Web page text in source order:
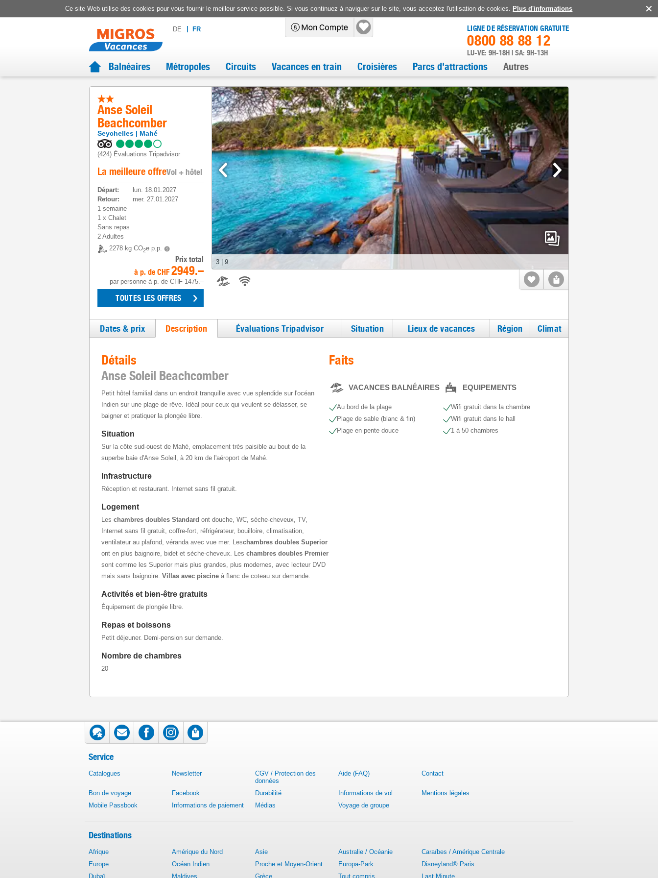
Ce site Web utilise des cookies pour vous fournir le meilleur service possible. Si vous continuez à naviguer sur le site, vous acceptez l'utilisation de cookies. Plus d'informations
DE FR LIGNE DE RÉSERVATION GRATUITE
0800 88 88 12
LU-VE: 9H-18H | SA: 9H-13H
Balnéaires Métropoles Circuits Vacances en train Croisières Parcs d'attractions Autres
Anse Soleil
Beachcomber
Seychelles Mahé
(424) Évaluations Tripadvisor
La meilleure offreVol + hôtel
Départ:
lun. 18.01.2027
Retour:
mer. 27.01.2027
1 semaine
1 x Chalet
Sans repas
2 Adultes
2278 kg CO2e p.p.
Prix total
à p. de CHF 2949.–
par personne à p. de CHF 1475.–
TOUTES LES OFFRES
3 9
Dates & prix Description Évaluations Tripadvisor Situation Lieux de vacances Région Climat
Détails
Anse Soleil Beachcomber
Petit hôtel familial dans un endroit tranquille avec vue splendide sur l'océan
Indien sur une plage de rêve. Idéal pour ceux qui veulent se délasser, se
baigner et pratiquer la plongée libre.
Situation
Sur la côte sud-ouest de Mahé, emplacement très paisible au bout de la
superbe baie d'Anse Soleil, à 20 km de l'aéroport de Mahé.
Infrastructure
Réception et restaurant. Internet sans fil gratuit.
Logement
Les chambres doubles Standard ont douche, WC, sèche-cheveux, TV,
Internet sans fil gratuit, coffre-fort, réfrigérateur, bouilloire, climatisation,
ventilateur au plafond, véranda avec vue mer. Leschambres doubles Superior
ont en plus baignoire, bidet et sèche-cheveux. Les chambres doubles Premier
sont comme les Superior mais plus grandes, plus modernes, avec lecteur DVD
mais sans baignoire. Villas avec piscine à flanc de coteau sur demande.
Activités et bien-être gratuits
Équipement de plongée libre.
Repas et boissons
Petit déjeuner. Demi-pension sur demande.
Nombre de chambres
20
Faits
VACANCES BALNÉAIRES
Au bord de la plage
Plage de sable (blanc & fin)
Plage en pente douce
EQUIPEMENTS
Wifi gratuit dans la chambre
Wifi gratuit dans le hall
1 à 50 chambres
Service
Catalogues Newsletter
CGV / Protection des
données
Aide (FAQ) Contact
Bon de voyage Facebook Durabilité Informations de vol
Mentions légales
Mobile Passbook
Informations de paiement Médias Voyage de groupe
Destinations
Afrique Amérique du Nord Asie Australie / Océanie
Caraïbes / Amérique Centrale
Europe
Océan Indien Proche et Moyen-Orient Europa-Park
Disneyland® Paris
Dubaï
Maldives Grèce Tout compris Last Minute